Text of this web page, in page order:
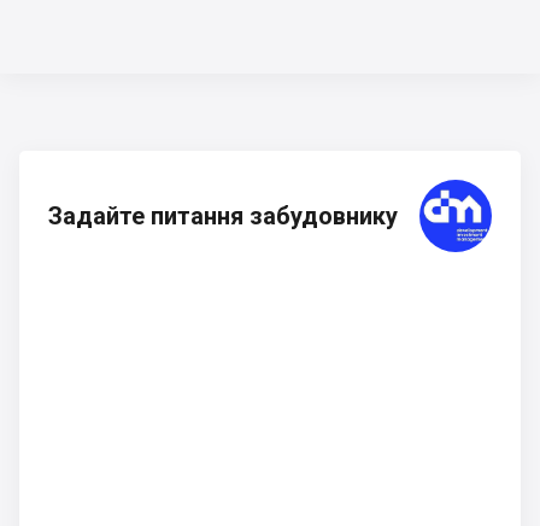
Задайте питання забудовнику